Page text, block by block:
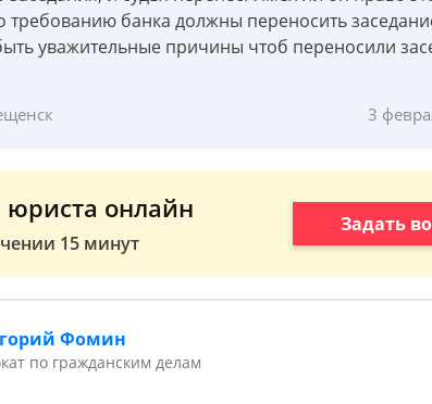
требованию банка должны переносить
уважительные причины чтоб переносили
3
юриста онлайн
15 минут
Задать
Фомин
по гражданским делам